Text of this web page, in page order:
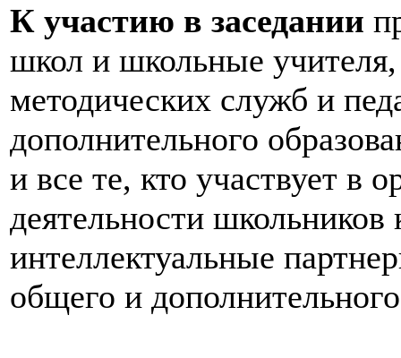
К участию в заседании
школ и школьные
методических служб и
дополнительного
и все те, кто участвует в
деятельности
интеллектуальные
общего и